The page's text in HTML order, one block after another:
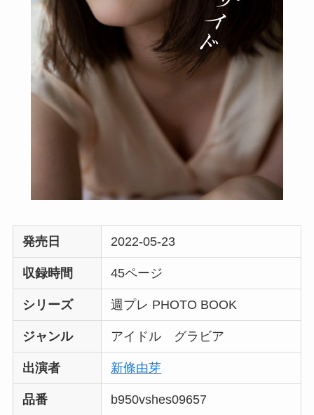
発売日 2022-05-23
収録時間 45ページ
シリーズ 週プレ PHOTO BOOK
ジャンル アイドル グラビア
出演者 新條由芽
品番 b950vshes09657